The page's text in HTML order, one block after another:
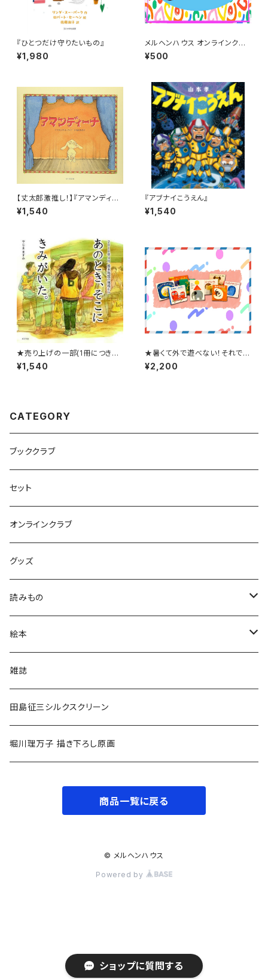
ショップに質問する
『ひとつだけ守りたいもの』
¥1,980
メルヘンハウス オンラインクラ
ブ
¥500
【丈太郎激推し！】『アマンディー
ナ』
¥1,540
『アブナイこうえん』
¥1,540
★売り上げの一部(1冊につき数
百円程度)を募金します！★【出
版社にある全在庫10冊をメルヘ
¥1,540
★暑くて外で遊べない！それでは
おうちで絵本タイム！★【8月スタ
ート！】赤ちゃんブッククラブ(絵
¥2,200
CATEGORY
ブッククラブ
セット
オンラインクラブ
グッズ
読みもの
小学低学年〜
小学中学年〜
小学高学年〜
中高生〜
絵本
0〜2歳〜
3〜5歳〜
小学低学年〜
小学高学年〜
雑誌
田島征三シルクスクリーン
堀川理万子 描き下ろし原画
商品一覧に戻る
© メルヘンハウス
Powered by